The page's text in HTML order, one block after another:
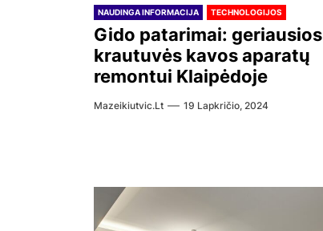
NAUDINGA INFORMACIJA TECHNOLOGIJOS
Gido patarimai: geriausios
krautuvės kavos aparatų
remontui Klaipėdoje
Mazeikiutvic.lt 19 Lapkričio, 2024